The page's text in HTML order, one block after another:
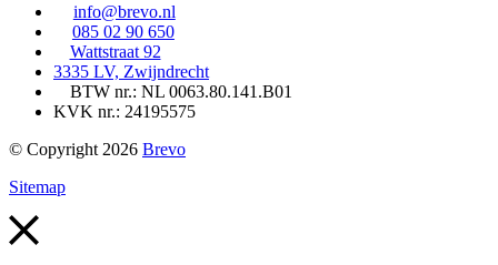
info@brevo.nl
085 02 90 650
Wattstraat 92
3335 LV, Zwijndrecht
BTW nr.: NL 0063.80.141.B01
KVK nr.: 24195575
© Copyright 2026 Brevo
Sitemap